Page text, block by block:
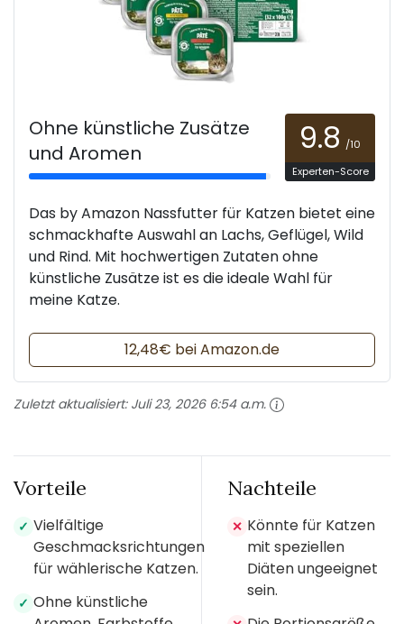
Ohne künstliche Zusätze
und Aromen
9.8 /10
Experten-Score
Das by Amazon Nassfutter für Katzen bietet eine
schmackhafte Auswahl an Lachs, Geflügel, Wild
und Rind. Mit hochwertigen Zutaten ohne
künstliche Zusätze ist es die ideale Wahl für
meine Katze.
12,48€ bei Amazon.de
Zuletzt aktualisiert: Juli 23, 2026 6:54 a.m.
Vorteile
✓ Vielfältige
Geschmacksrichtungen
für wählerische Katzen.
✓ Ohne künstliche
Nachteile
✕ Könnte für Katzen
mit speziellen
Diäten ungeeignet
sein.